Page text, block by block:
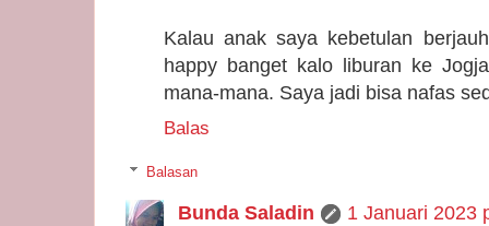
Kalau anak saya kebetulan
happy banget kalo liburan ke
mana-mana. Saya jadi bisa nafas
Balas
Balasan
Bunda Saladin
1 Januari 2023